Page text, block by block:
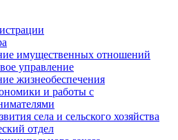
имущественных отношений
управление
жизнеобеспечения
и работы с
села и сельского хозяйства
отдел